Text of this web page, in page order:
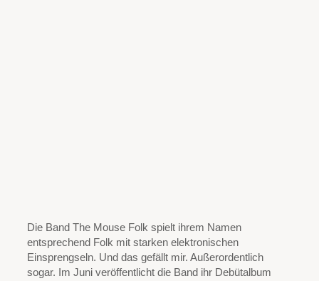
Die Band The Mouse Folk spielt ihrem Namen
entsprechend Folk mit starken elektronischen
Einsprengseln. Und das gefällt mir. Außerordentlich
sogar. Im Juni veröffentlicht die Band ihr Debütalbum